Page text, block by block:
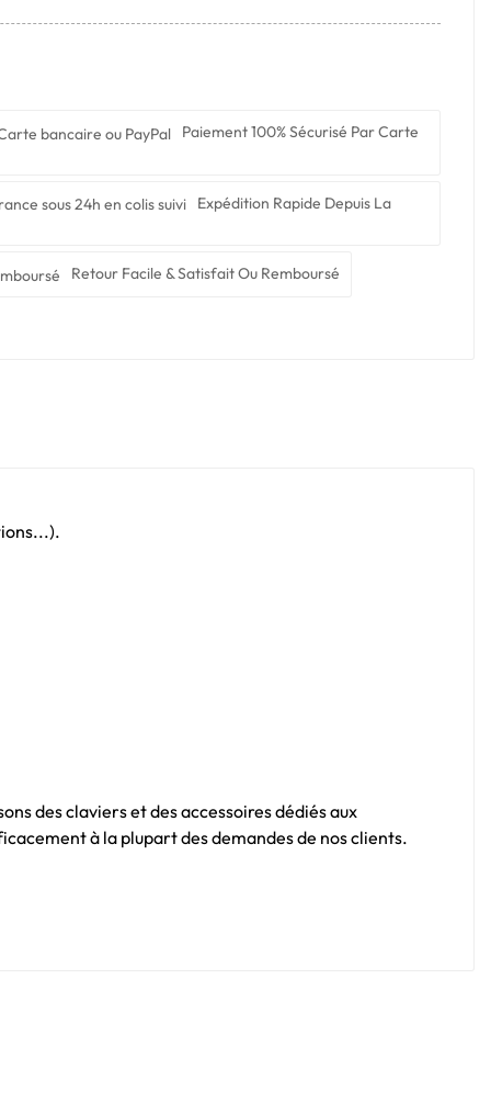
Paiement 100% Sécurisé Par Carte
Expédition Rapide Depuis La
Retour Facile & Satisfait Ou Remboursé
des claviers et des accessoires dédiés aux
à la plupart des demandes de nos clients.